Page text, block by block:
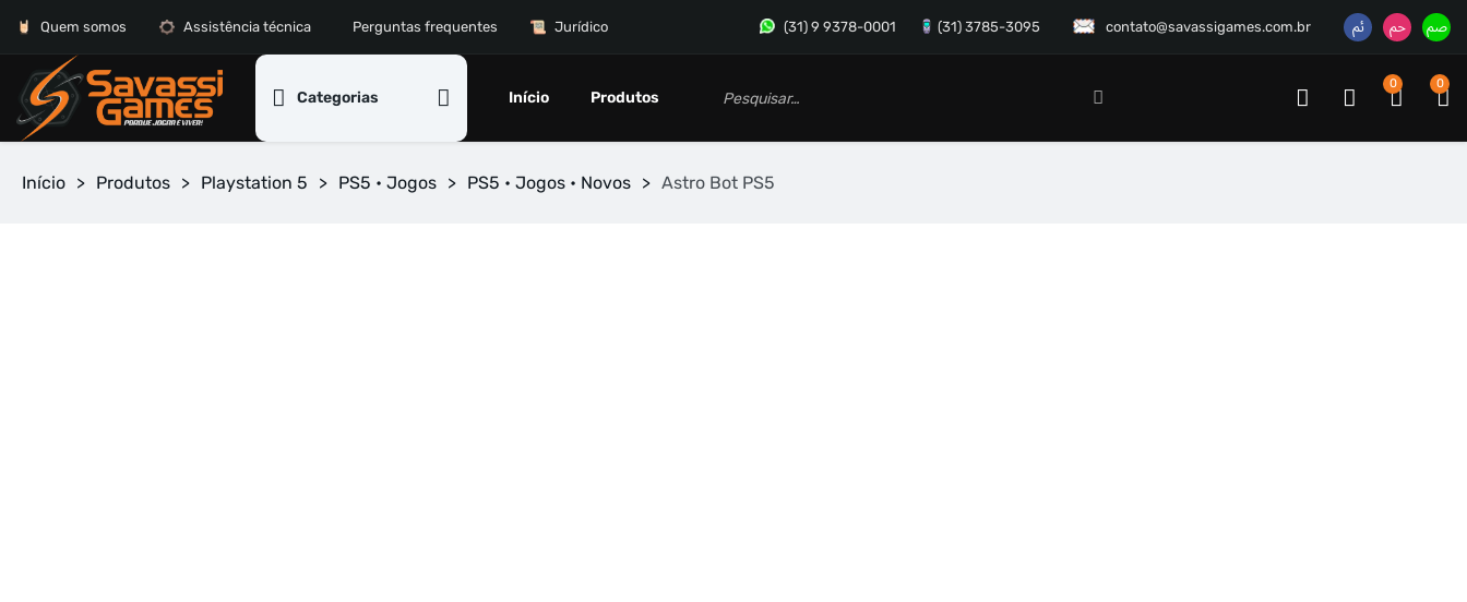
contato@savassigames.com.br
(31) 9 9378-0001 (31) 3785-3095
Quem somos Assistência técnica Perguntas frequentes Jurídico
Categorias
0
0
Início Produtos
Início > Produtos > Playstation 5 > PS5 • Jogos > PS5 • Jogos • Novos > Astro Bot PS5